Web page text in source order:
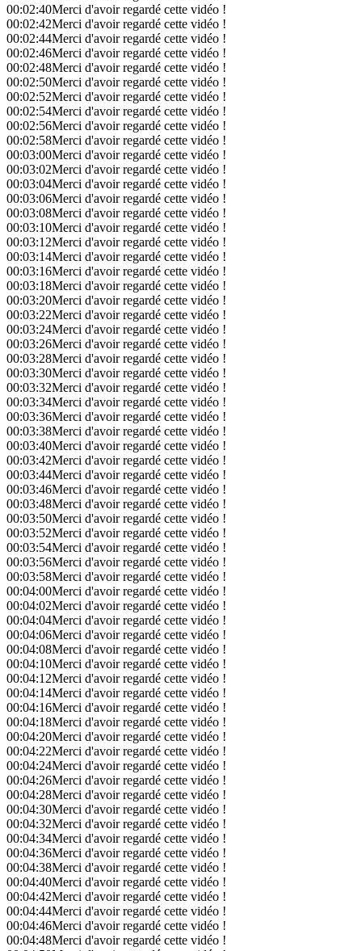
00:02:40Merci d'avoir regardé cette vidéo !
00:02:42Merci d'avoir regardé cette vidéo !
00:02:44Merci d'avoir regardé cette vidéo !
00:02:46Merci d'avoir regardé cette vidéo !
00:02:48Merci d'avoir regardé cette vidéo !
00:02:50Merci d'avoir regardé cette vidéo !
00:02:52Merci d'avoir regardé cette vidéo !
00:02:54Merci d'avoir regardé cette vidéo !
00:02:56Merci d'avoir regardé cette vidéo !
00:02:58Merci d'avoir regardé cette vidéo !
00:03:00Merci d'avoir regardé cette vidéo !
00:03:02Merci d'avoir regardé cette vidéo !
00:03:04Merci d'avoir regardé cette vidéo !
00:03:06Merci d'avoir regardé cette vidéo !
00:03:08Merci d'avoir regardé cette vidéo !
00:03:10Merci d'avoir regardé cette vidéo !
00:03:12Merci d'avoir regardé cette vidéo !
00:03:14Merci d'avoir regardé cette vidéo !
00:03:16Merci d'avoir regardé cette vidéo !
00:03:18Merci d'avoir regardé cette vidéo !
00:03:20Merci d'avoir regardé cette vidéo !
00:03:22Merci d'avoir regardé cette vidéo !
00:03:24Merci d'avoir regardé cette vidéo !
00:03:26Merci d'avoir regardé cette vidéo !
00:03:28Merci d'avoir regardé cette vidéo !
00:03:30Merci d'avoir regardé cette vidéo !
00:03:32Merci d'avoir regardé cette vidéo !
00:03:34Merci d'avoir regardé cette vidéo !
00:03:36Merci d'avoir regardé cette vidéo !
00:03:38Merci d'avoir regardé cette vidéo !
00:03:40Merci d'avoir regardé cette vidéo !
00:03:42Merci d'avoir regardé cette vidéo !
00:03:44Merci d'avoir regardé cette vidéo !
00:03:46Merci d'avoir regardé cette vidéo !
00:03:48Merci d'avoir regardé cette vidéo !
00:03:50Merci d'avoir regardé cette vidéo !
00:03:52Merci d'avoir regardé cette vidéo !
00:03:54Merci d'avoir regardé cette vidéo !
00:03:56Merci d'avoir regardé cette vidéo !
00:03:58Merci d'avoir regardé cette vidéo !
00:04:00Merci d'avoir regardé cette vidéo !
00:04:02Merci d'avoir regardé cette vidéo !
00:04:04Merci d'avoir regardé cette vidéo !
00:04:06Merci d'avoir regardé cette vidéo !
00:04:08Merci d'avoir regardé cette vidéo !
00:04:10Merci d'avoir regardé cette vidéo !
00:04:12Merci d'avoir regardé cette vidéo !
00:04:14Merci d'avoir regardé cette vidéo !
00:04:16Merci d'avoir regardé cette vidéo !
00:04:18Merci d'avoir regardé cette vidéo !
00:04:20Merci d'avoir regardé cette vidéo !
00:04:22Merci d'avoir regardé cette vidéo !
00:04:24Merci d'avoir regardé cette vidéo !
00:04:26Merci d'avoir regardé cette vidéo !
00:04:28Merci d'avoir regardé cette vidéo !
00:04:30Merci d'avoir regardé cette vidéo !
00:04:32Merci d'avoir regardé cette vidéo !
00:04:34Merci d'avoir regardé cette vidéo !
00:04:36Merci d'avoir regardé cette vidéo !
00:04:38Merci d'avoir regardé cette vidéo !
00:04:40Merci d'avoir regardé cette vidéo !
00:04:42Merci d'avoir regardé cette vidéo !
00:04:44Merci d'avoir regardé cette vidéo !
00:04:46Merci d'avoir regardé cette vidéo !
00:04:48Merci d'avoir regardé cette vidéo !